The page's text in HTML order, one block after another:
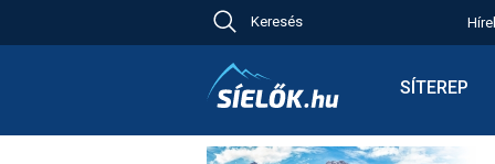
Keresés
SÍTEREP